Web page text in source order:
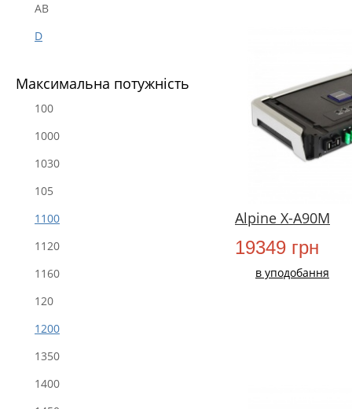
AB
D
Максимальна потужність
100
1000
1030
105
1100
1120
1160
120
1200
1350
1400
Alpine X-A90M
19349 грн
в уподобання